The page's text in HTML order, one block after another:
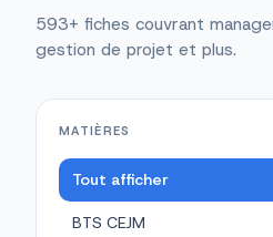
593+ fiches couvrant
gestion de projet et plus.
MATIÈRES
Tout afficher
BTS CEJM